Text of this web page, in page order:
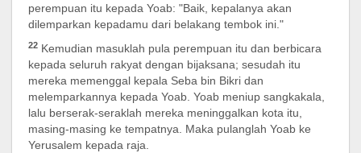
perempuan itu kepada Yoab: "Baik, kepalanya akan
dilemparkan kepadamu dari belakang tembok ini."
22 Kemudian masuklah pula perempuan itu dan berbicara
kepada seluruh rakyat dengan bijaksana; sesudah itu
mereka memenggal kepala Seba bin Bikri dan
melemparkannya kepada Yoab. Yoab meniup sangkakala,
lalu berserak-seraklah mereka meninggalkan kota itu,
masing-masing ke tempatnya. Maka pulanglah Yoab ke
Yerusalem kepada raja.